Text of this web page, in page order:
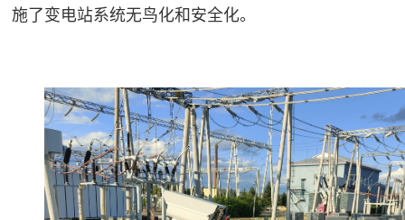
施了变电站系统无鸟化和安全化。